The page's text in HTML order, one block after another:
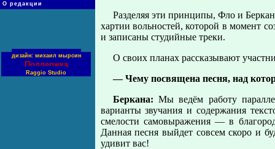
О редакции
дизайн: михаил мырсин
Поддержка
Raggio Studio
Разделяя эти принципы, Фло и
хартии вольностей, которой в момент
и записаны студийные треки.
О своих планах рассказывают
— Чему посвящена песня, над
Беркана: Мы ведём работу
варианты звучания и содержания
смелости самовыражения — в
Данная песня выйдет совсем скоро и
удивит вас!